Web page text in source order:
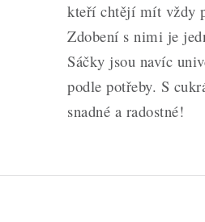
kteří chtějí mít vždy
Zdobení s nimi je
Sáčky jsou navíc
podle potřeby. S
snadné a radostné!